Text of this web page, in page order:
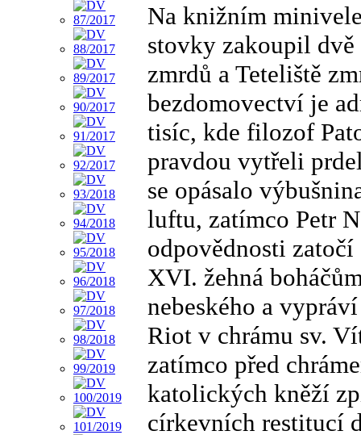
Na knižním
stovky zakoupil
zmrdů a Teteliště
bezdomovectví je
tisíc, kde filozof
pravdou vytřeli
se opásalo
luftu, zatímco Petr
odpovědnosti
XVI. žehná
nebeského a
Riot v chrámu sv.
zatímco před
katolických kněží
církevních restitucí